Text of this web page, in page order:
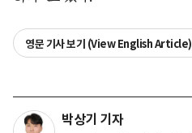
영문 기사 보기 (View English Article)
박상기 기자